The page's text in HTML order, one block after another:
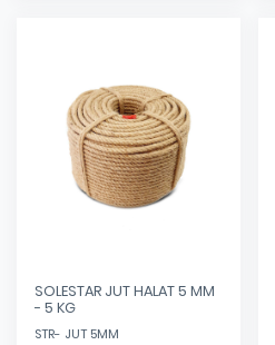
SOLESTAR JUT HALAT 5 MM
- 5 KG
STR- JUT 5MM